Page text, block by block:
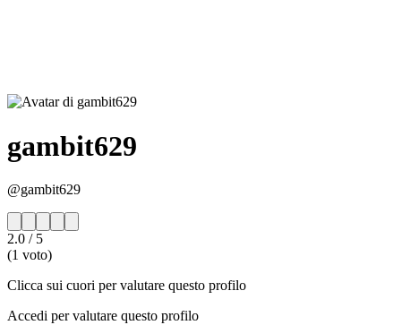
gambit629
@gambit629
2.0 / 5
(1 voto)
Clicca sui cuori per valutare questo profilo
Accedi per valutare questo profilo